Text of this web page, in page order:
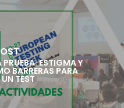
PRUEBA. ESTIGMA Y
BARRERAS PARA
TEST